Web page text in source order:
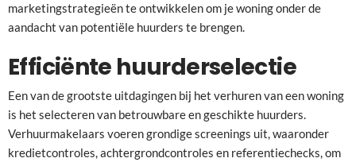
marketingstrategieën te ontwikkelen om je woning onder de
aandacht van potentiële huurders te brengen.
Efficiënte huurderselectie
Een van de grootste uitdagingen bij het verhuren van een woning
is het selecteren van betrouwbare en geschikte huurders.
Verhuurmakelaars voeren grondige screenings uit, waaronder
kredietcontroles, achtergrondcontroles en referentiechecks, om